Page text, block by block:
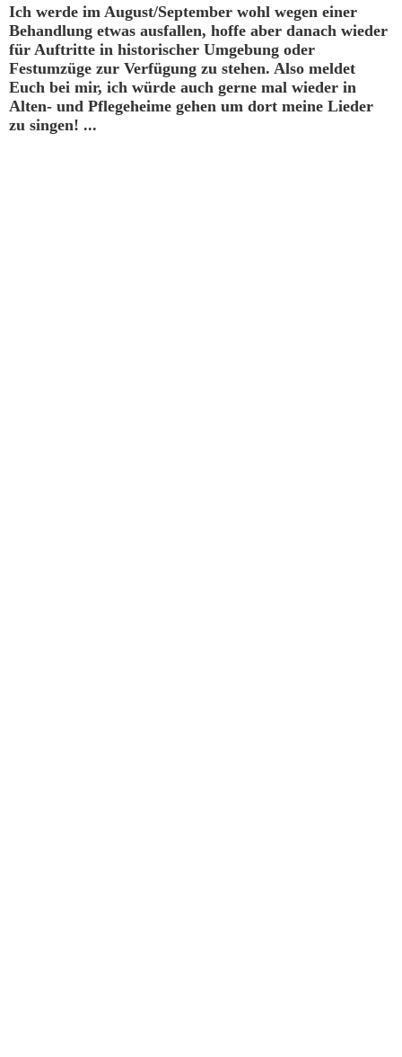
Ich werde im August/September wohl wegen einer
Behandlung etwas ausfallen, hoffe aber danach wieder
für Auftritte in historischer Umgebung oder
Festumzüge zur Verfügung zu stehen. Also meldet
Euch bei mir, ich würde auch gerne mal wieder in
Alten- und Pflegeheime gehen um dort meine Lieder
zu singen! ...